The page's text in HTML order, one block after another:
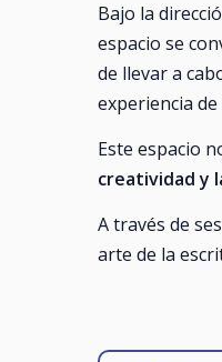
Bajo la
espacio se
de llevar a
experiencia
Este espacio
creatividad y
A través de
arte de la